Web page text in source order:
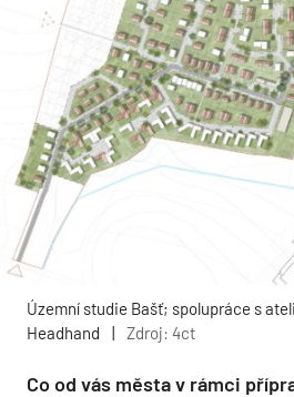
Územní studie Bašť; spolupráce s
Headhand
| Zdroj: 4ct
Co od vás města v rámci